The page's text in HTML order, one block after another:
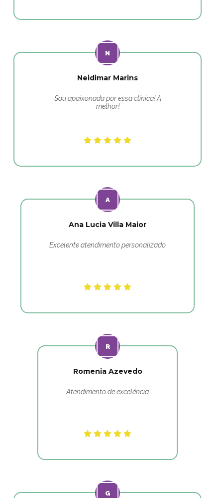
Neidimar Marins
Sou apaixonada por essa clínica! A
melhor!
Ana Lucia Villa Maior
Excelente atendimento personalizado
Romenia Azevedo
Atendimento de excelência